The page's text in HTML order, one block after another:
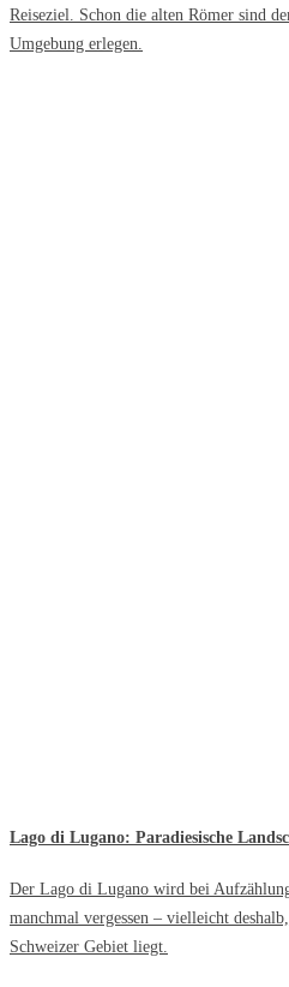
Reiseziel. Schon die alten Römer sind
Umgebung erlegen.
Lago di Lugano: Paradiesische
Der Lago di Lugano wird bei
manchmal vergessen – vielleicht
Schweizer Gebiet liegt.